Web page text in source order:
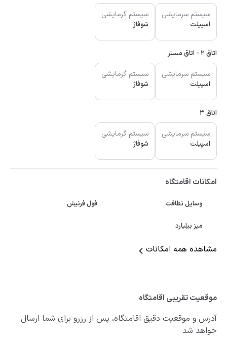
سیستم سرمایشی
اسپیلت
سیستم گرمایشی
شوفاژ
اتاق 2 - اتاق مستر
سیستم سرمایشی
اسپیلت
سیستم گرمایشی
شوفاژ
اتاق 3
سیستم سرمایشی
اسپیلت
سیستم گرمایشی
شوفاژ
امکانات اقامتگاه
وسایل نظافت فول فرنیش
میز بیلیارد
مشاهده همه امکانات
موقعیت تقریبی اقامتگاه
آدرس و موقعیت دقیق اقامتگاه، پس از رزرو برای شما ارسال
خواهد شد